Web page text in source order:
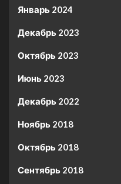
Январь 2024
Декабрь 2023
Октябрь 2023
Июнь 2023
Декабрь 2022
Ноябрь 2018
Октябрь 2018
Сентябрь 2018